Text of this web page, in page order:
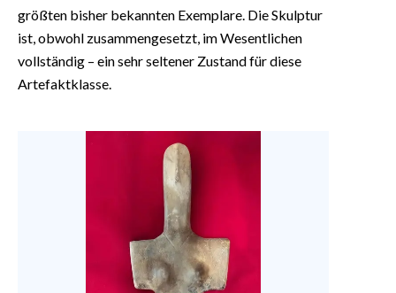
größten bisher bekannten Exemplare. Die Skulptur
ist, obwohl zusammengesetzt, im Wesentlichen
vollständig – ein sehr seltener Zustand für diese
Artefaktklasse.